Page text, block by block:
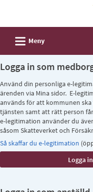
tjänster
-
Arboga
kommun
L Meny
Logga in som
Använd din personliga e-
ärenden via Mina sidor. E-
används för att kommunen
tjänsten samt att rätt person
e-legitimation använder du
såsom Skatteverket och
Så skaffar du e-legitimation